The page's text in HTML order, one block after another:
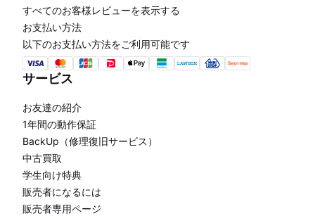
すべてのお客様レビューを表示する
お支払い方法
以下のお支払い方法をご利用可能です
サービス
お友達の紹介
1年間の動作保証
BackUp（修理復旧サービス）
中古買取
学生向け特典
販売者になるには
販売者専用ページ